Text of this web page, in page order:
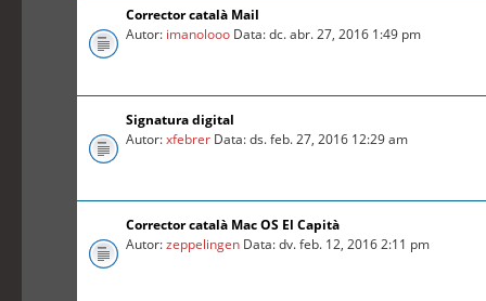
Corrector català Mail
Autor: imanolooo Data: dc. abr. 27, 2016 1:49 pm
Signatura digital
Autor:xfebrer Data: ds. feb. 27, 2016 12:29 am
Corrector català Mac OS El Capità
Autor:zeppelingen Data: dv. feb. 12, 2016 2:11 pm